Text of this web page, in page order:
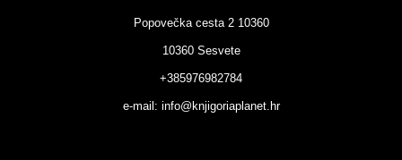
Popovečka cesta 2 10360
10360 Sesvete
+385976982784
e-mail: info@knjigoriaplanet.hr